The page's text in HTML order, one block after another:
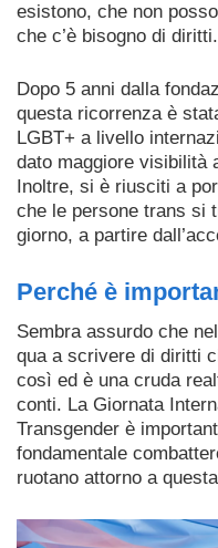
esistono, che non
che c’è bisogno di diritti.
Dopo 5 anni dalla
questa ricorrenza è
LGBT+ a livello
dato maggiore visibilità
Inoltre, si è riusciti a
che le persone trans si
giorno, a partire
Perché è
Sembra assurdo che
qua a scrivere di diritti
così ed è una cruda
conti. La Giornata
Transgender è
fondamentale
ruotano attorno a